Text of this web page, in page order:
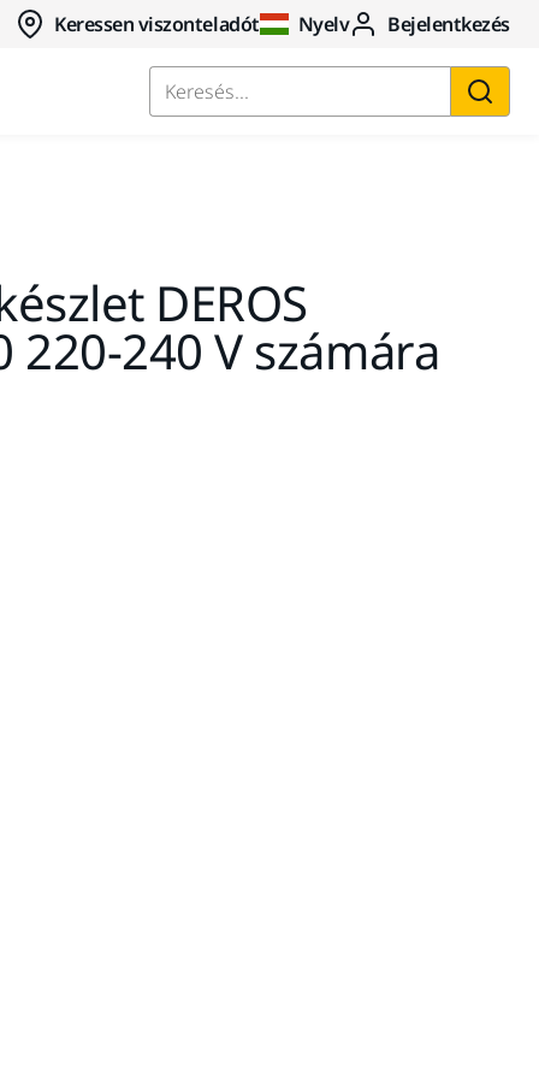
Keressen viszonteladót Nyelv Bejelentkezés
Keresés...
DEROS
220-240 V számára